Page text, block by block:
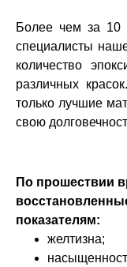
Более чем за 10
специалисты
количество
различных
только лучшие
свою
По прошествии
показателям:
желтизна;